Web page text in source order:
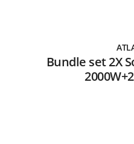
Bundle set 2X